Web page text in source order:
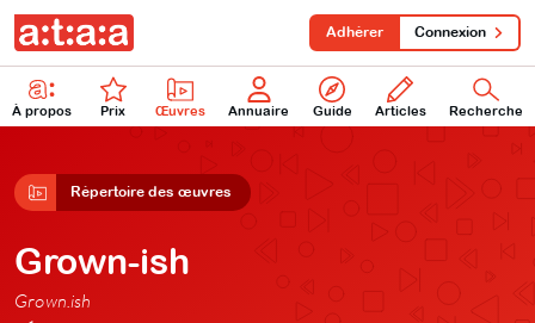
À propos Prix Œuvres Annuaire Guide Articles Recherche
Adhérer Connexion
Répertoire des œuvres
Grown-ish
Grown.ish